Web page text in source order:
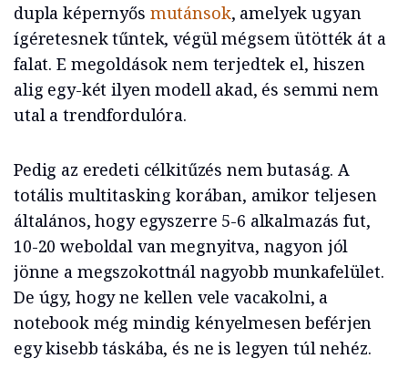
dupla képernyős mutánsok, amelyek ugyan
ígéretesnek tűntek, végül mégsem ütötték át a
falat. E megoldások nem terjedtek el, hiszen
alig egy-két ilyen modell akad, és semmi nem
utal a trendfordulóra.
Pedig az eredeti célkitűzés nem butaság. A
totális multitasking korában, amikor teljesen
általános, hogy egyszerre 5-6 alkalmazás fut,
10-20 weboldal van megnyitva, nagyon jól
jönne a megszokottnál nagyobb munkafelület.
De úgy, hogy ne kellen vele vacakolni, a
notebook még mindig kényelmesen beférjen
egy kisebb táskába, és ne is legyen túl nehéz.